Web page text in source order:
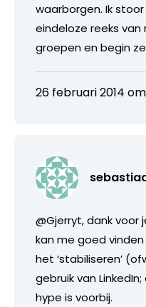
waarborgen. Ik
eindeloze reeks
groepen en begin
26 februari 2014
@Gjerryt, dank
kan me goed
het ‘stabiliseren’
gebruik van
hype is voorbij.